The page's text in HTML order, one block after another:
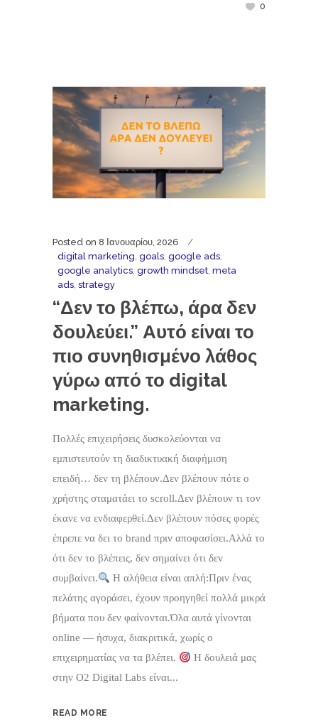
0
Posted on 8 Ιανουαρίου, 2026
digital marketing, goals, google ads,
google analytics, growth mindset, meta
ads, strategy
“Δεν το βλέπω, άρα δεν
δουλεύει.” Αυτό είναι το
πιο συνηθισμένο λάθος
γύρω από το digital
marketing.
Πολλές επιχειρήσεις δυσκολεύονται να
εμπιστευτούν τη διαδικτυακή διαφήμιση
επειδή… δεν τη βλέπουν.Δεν βλέπουν πότε ο
χρήστης σταματάει το scroll.Δεν βλέπουν τι τον
έκανε να ενδιαφερθεί.Δεν βλέπουν πόσες φορές
έπρεπε να δει το brand πριν αποφασίσει.Αλλά το
ότι δεν το βλέπεις, δεν σημαίνει ότι δεν
συμβαίνει.
Η αλήθεια είναι απλή:Πριν ένας
πελάτης αγοράσει, έχουν προηγηθεί πολλά μικρά
βήματα που δεν φαίνονται.Όλα αυτά γίνονται
online — ήσυχα, διακριτικά, χωρίς ο
επιχειρηματίας να τα βλέπει.
Η δουλειά μας
στην O2 Digital Labs είναι...
READ MORE